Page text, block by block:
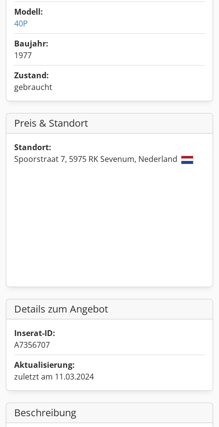
Modell:
40P
Baujahr:
1977
Zustand:
gebraucht
Preis & Standort
Standort:
Spoorstraat 7, 5975 RK Sevenum, Nederland
Details zum Angebot
Inserat-ID:
A7356707
Aktualisierung:
zuletzt am 11.03.2024
Beschreibung